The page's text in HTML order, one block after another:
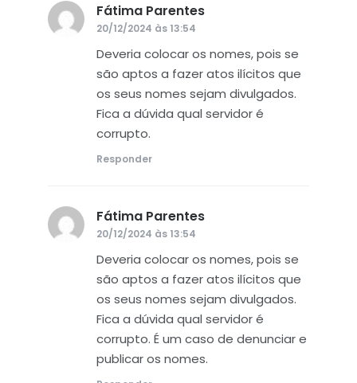
Fátima Parentes
20/12/2024 às 13:54
Deveria colocar os nomes, pois se
são aptos a fazer atos ilícitos que
os seus nomes sejam divulgados.
Fica a dúvida qual servidor é
corrupto.
Responder
Fátima Parentes
20/12/2024 às 13:54
Deveria colocar os nomes, pois se
são aptos a fazer atos ilícitos que
os seus nomes sejam divulgados.
Fica a dúvida qual servidor é
corrupto. É um caso de denunciar e
publicar os nomes.